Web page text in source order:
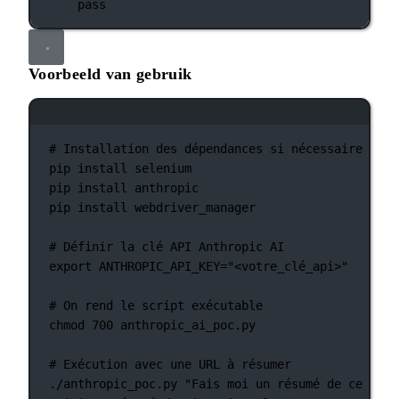
pass
Voorbeeld van gebruik
# Installation des dépendances si nécessaire :
pip
install
selenium
pip
install
anthropic
pip
install webdriver_manager
# Définir la clé API Anthropic AI
export ANTHROPIC_API_KEY="<votre_clé_api>"
# On rend le script exécutable
chmod
700 anthropic_ai_poc.py
# Exécution avec une URL à résumer
./anthropic_poc.py
"Fais moi un résumé de ce